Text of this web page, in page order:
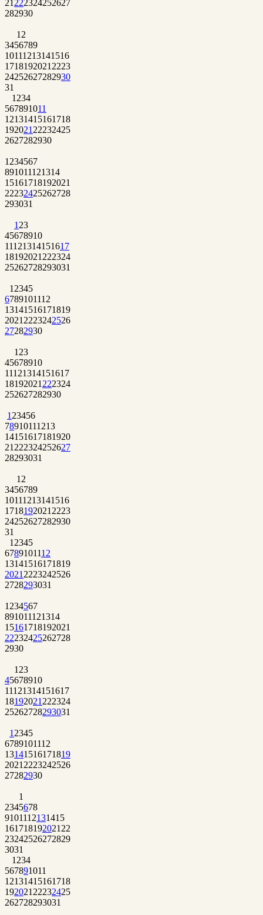
21 222324252627
282930
1 2
3456789
10111213141516
1718192021 2223
24252627282930
31
1 234
567891011
12131415161718
192021 22232425
2627282930
1 234567
891011121314
15161718192021
22232425262728
293031
1 23
45678910
11121314151617
18192021 222324
25262728293031
1 2345
6789101112
13141516171819
2021 2223242526
27282930
1 23
45678910
11121314151617
18192021 222324
252627282930
1 23456
78910111213
14151617181920
21 222324252627
28293031
1 2
3456789
10111213141516
1718192021 2223
24252627282930
31
1 2345
6789101112
13141516171819
2021 2223242526
2728293031
1 234567
891011121314
15161718192021
22232425262728
2930
1 23
45678910
11121314151617
18192021 222324
25262728293031
1 2345
6789101112
13141516171819
2021 2223242526
27282930
1
2345678
9101112131415
161718192021 22
23242526272829
3031
1 234
567891011
12131415161718
192021 22232425
262728293031